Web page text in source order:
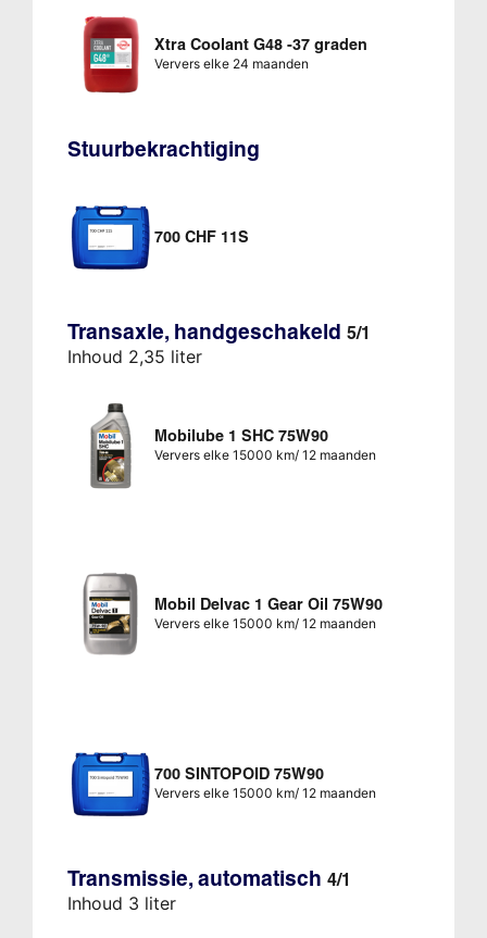
Xtra Coolant G48 -37 graden
Ververs elke 24 maanden
Stuurbekrachtiging
700 CHF 11S
Transaxle, handgeschakeld 5/1
Inhoud 2,35 liter
Mobilube 1 SHC 75W90
Ververs elke 15000 km/ 12 maanden
Mobil Delvac 1 Gear Oil 75W90
Ververs elke 15000 km/ 12 maanden
700 SINTOPOID 75W90
Ververs elke 15000 km/ 12 maanden
Transmissie, automatisch 4/1
Inhoud 3 liter